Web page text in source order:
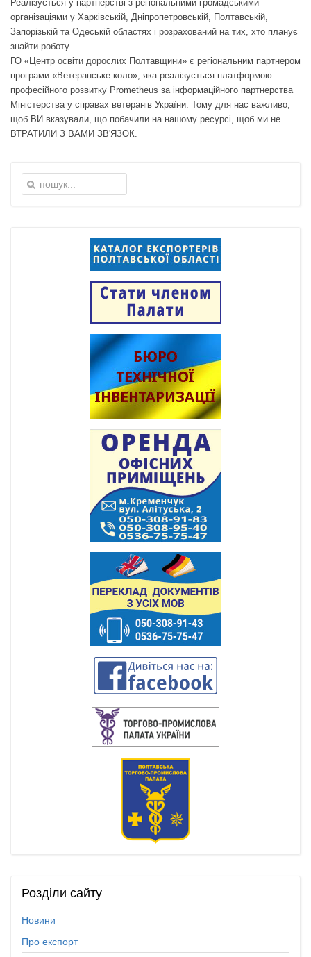
Реалізується у партнерстві з регіональними громадськими
організаціями у Харківській, Дніпропетровській, Полтавській,
Запорізькій та Одеській областях і розрахований на тих, хто планує
знайти роботу.
ГО «Центр освіти дорослих Полтавщини» є регіональним партнером
програми «Ветеранське коло», яка реалізується платформою
професійного розвитку Prometheus за інформаційного партнерства
Міністерства у справах ветеранів України. Тому для нас важливо,
щоб ВИ вказували, що побачили на нашому ресурсі, щоб ми не
ВТРАТИЛИ З ВАМИ ЗВ'ЯЗОК.
Розділи сайту
Новини
Про експорт